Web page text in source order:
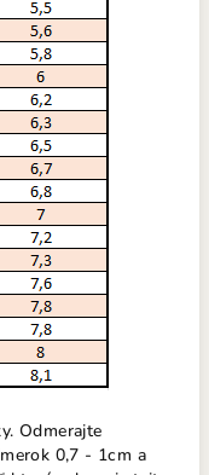
Odmerajte
0,7 - 1cm a